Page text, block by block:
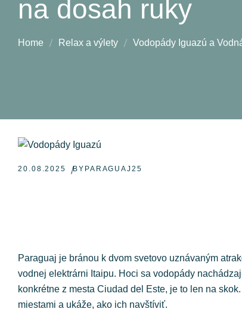
na dosah ruky
Home Relax a výlety Vodopády Iguazú a
20.08.2025 BY PARAGUAJ25
Paraguaj je bránou k dvom svetovo uznávaným
vodnej elektrárni Itaipu. Hoci sa vodopády
konkrétne z mesta Ciudad del Este, je to len na
miestami a ukáže, ako ich navštíviť.